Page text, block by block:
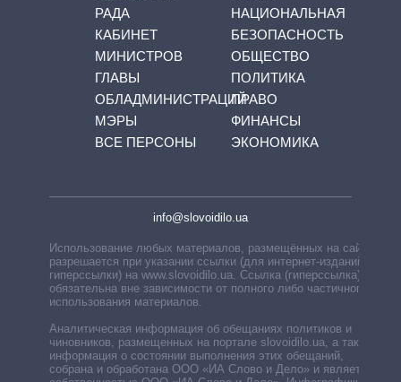
РАДА
КАБИНЕТ
МИНИСТРОВ
ГЛАВЫ
ОБЛАДМИНИСТРАЦИЙ
МЭРЫ
ВСЕ ПЕРСОНЫ
НАЦИОНАЛЬНАЯ
БЕЗОПАСНОСТЬ
ОБЩЕСТВО
ПОЛИТИКА
ПРАВО
ФИНАНСЫ
ЭКОНОМИКА
info@slovoidilo.ua
Использование любых материалов, размещённых на сайте,
разрешается при указании ссылки (для интернет-изданий —
гиперссылки) на www.slovoidilo.ua. Ссылка (гиперссылка)
обязательна вне зависимости от полного либо частичного
использования материалов.
Аналитическая информация об обещаниях политиков и
чиновников, размещенных на портале slovoidilo.ua, а также
информация о состоянии выполнения этих обещаний,
собрана и обработана ООО «ИА Слово и Дело» и является